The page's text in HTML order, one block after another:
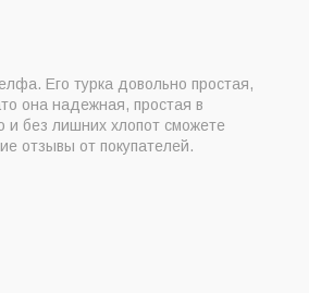
Его турка довольно простая,
она надежная, простая в
и без лишних хлопот сможете
отзывы от покупателей.